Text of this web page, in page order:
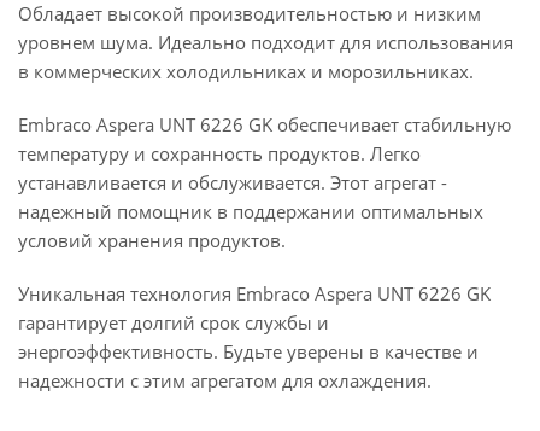
Обладает высокой производительностью и низким
уровнем шума. Идеально подходит для использования
в коммерческих холодильниках и морозильниках.
Embraco Aspera UNT 6226 GK обеспечивает стабильную
температуру и сохранность продуктов. Легко
устанавливается и обслуживается. Этот агрегат -
надежный помощник в поддержании оптимальных
условий хранения продуктов.
Уникальная технология Embraco Aspera UNT 6226 GK
гарантирует долгий срок службы и
энергоэффективность. Будьте уверены в качестве и
надежности с этим агрегатом для охлаждения.